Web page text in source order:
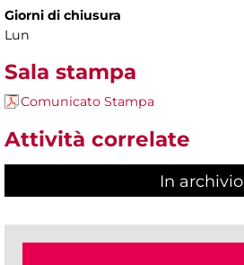
Giorni di chiusura
Lun
Sala stampa
Comunicato Stampa
Attività correlate
In archivio